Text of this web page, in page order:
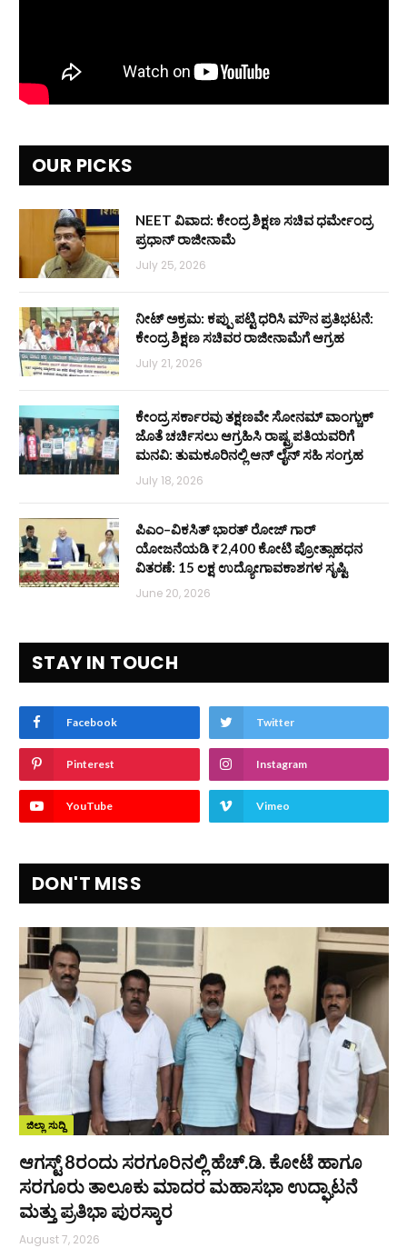
OUR PICKS
NEET ವಿವಾದ: ಕೇಂದ್ರ ಶಿಕ್ಷಣ ಸಚಿವ ಧರ್ಮೇಂದ್ರ
ಪ್ರಧಾನ್ ರಾಜೀನಾಮೆ
July 25, 2026
ನೀಟ್ ಅಕ್ರಮ: ಕಪ್ಪು ಪಟ್ಟಿ ಧರಿಸಿ ಮೌನ ಪ್ರತಿಭಟನೆ:
ಕೇಂದ್ರ ಶಿಕ್ಷಣ ಸಚಿವರ ರಾಜೀನಾಮೆಗೆ ಆಗ್ರಹ
July 21, 2026
ಕೇಂದ್ರ ಸರ್ಕಾರವು ತಕ್ಷಣವೇ ಸೋನಮ್ ವಾಂಗ್ಚುಕ್
ಜೊತೆ ಚರ್ಚಿಸಲು ಆಗ್ರಹಿಸಿ ರಾಷ್ಟ್ರಪತಿಯವರಿಗೆ
ಮನವಿ: ತುಮಕೂರಿನಲ್ಲಿ ಆನ್‌ ಲೈನ್ ಸಹಿ ಸಂಗ್ರಹ
July 18, 2026
ಪಿಎಂ–ವಿಕಸಿತ್ ಭಾರತ್ ರೋಜ್‌ ಗಾರ್
ಯೋಜನೆಯಡಿ ₹2,400 ಕೋಟಿ ಪ್ರೋತ್ಸಾಹಧನ
ವಿತರಣೆ: 15 ಲಕ್ಷ ಉದ್ಯೋಗಾವಕಾಶಗಳ ಸೃಷ್ಟಿ
June 20, 2026
STAY IN TOUCH
Facebook Twitter
Pinterest Instagram
YouTube Vimeo
DON'T MISS
ಜಿಲ್ಲಾ ಸುದ್ದಿ
ಆಗಸ್ಟ್ 8ರಂದು ಸರಗೂರಿನಲ್ಲಿ ಹೆಚ್.ಡಿ. ಕೋಟೆ ಹಾಗೂ
ಸರಗೂರು ತಾಲೂಕು ಮಾದರ ಮಹಾಸಭಾ ಉದ್ಘಾಟನೆ
ಮತ್ತು ಪ್ರತಿಭಾ ಪುರಸ್ಕಾರ
August 7, 2026